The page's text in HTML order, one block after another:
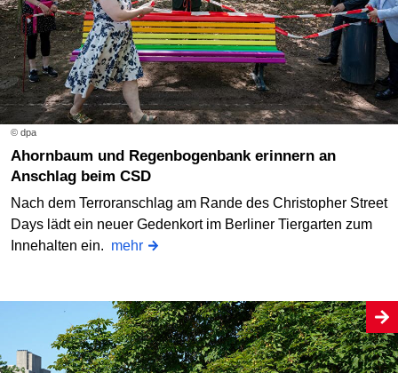
© dpa
Ahornbaum und Regenbogenbank erinnern an
Anschlag beim CSD
Nach dem Terroranschlag am Rande des Christopher Street
Days lädt ein neuer Gedenkort im Berliner Tiergarten zum
Innehalten ein. mehr